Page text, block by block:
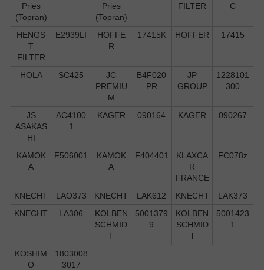
Pries
(Topran)
Pries
(Topran)
FILTER
C
HENGS
T
FILTER
E2939LI
HOFFE
R
17415K HOFFER 17415
HOLA SC425
JC
PREMIU
M
B4F020
PR
JP
GROUP
1228101
300
JS
ASAKAS
HI
AC4100
1
KAGER 090164 KAGER 090267
KAMOK
A
F506001
KAMOK
A
F404401
KLAXCA
R
FRANCE
FC078z
KNECHT LAO373 KNECHT LAK612 KNECHT
LAK373
KNECHT
LA306
KOLBEN
SCHMID
T
5001379
9
KOLBEN
SCHMID
T
5001423
1
KOSHIM
O
1803008
3017